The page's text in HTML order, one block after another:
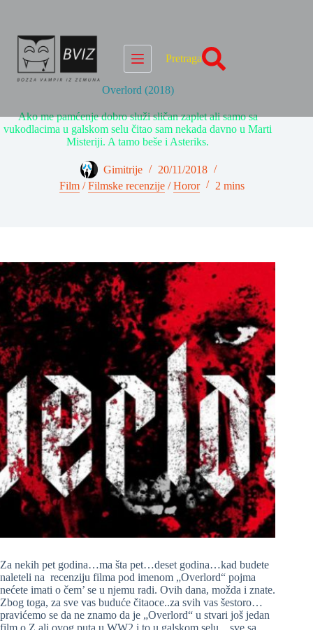
Pretraga
Overlord (2018)
Ako me pamćenje dobro služi sličan zaplet ali samo sa
vukodlacima u galskom selu čitao sam nekada davno u Marti
Misteriji. A tamo beše i Asteriks.
Gimitrije
20/11/2018
Film/Filmske recenzije/Horor 2 mins
Za nekih pet godina…ma šta pet…deset godina…kad budete
naleteli na recenziju filma pod imenom „Overlord“ pojma
nećete imati o čem’ se u njemu radi. Ovih dana, možda i znate.
Zbog toga, za sve vas buduće čitaoce..za svih vas šestoro…
pravićemo se da ne znamo da je „Overlord“ u stvari još jedan